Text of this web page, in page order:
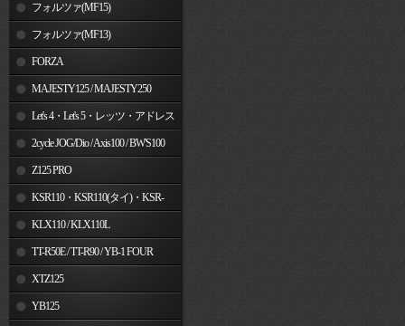
フォルツァ(MF15)
フォルツァ(MF13)
FORZA
MAJESTY125 / MAJESTY250
Let's 4・Let's 5・レッツ・アドレス
V50 2cycle JOG/Dio / Axis100 / BW'S100
Z125 PRO
KSR110・KSR110(タイ)・KSR-
I/II・KSR PRO
KLX110 / KLX110L
TT-R50E / TT-R90 / YB-1 FOUR
XTZ125
YB125